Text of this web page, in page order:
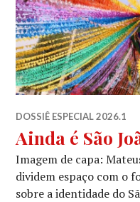
DOSSIÊ ESPECIAL 2026.1
Ainda é São
Imagem de capa:
dividem espaço com o
sobre a identidade do